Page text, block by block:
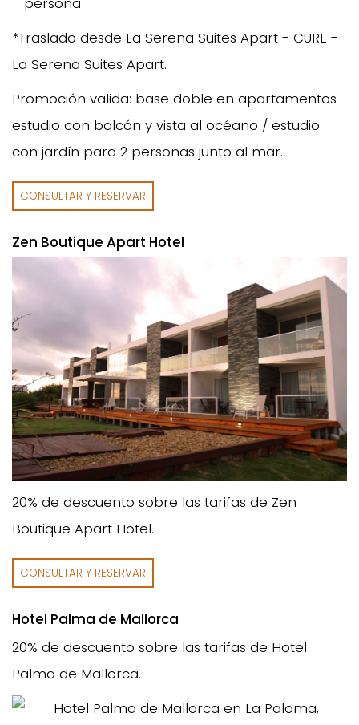
*Traslado desde La Serena Suites Apart - CURE -
La Serena Suites Apart.
Promoción valida: base doble en apartamentos
estudio con balcón y vista al océano / estudio
con jardín para 2 personas junto al mar.
CONSULTAR Y RESERVAR
Zen Boutique Apart Hotel
20% de descuento sobre las tarifas de Zen
Boutique Apart Hotel.
CONSULTAR Y RESERVAR
Hotel Palma de Mallorca
20% de descuento sobre las tarifas de Hotel
Palma de Mallorca.